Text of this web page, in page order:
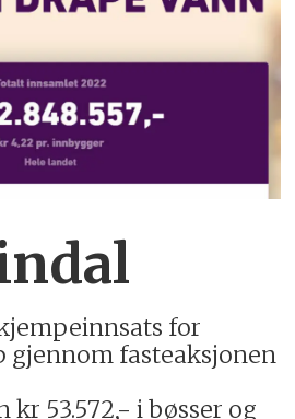
for
gjennom fasteaksjonen
kr 53.572,- i bøsser og